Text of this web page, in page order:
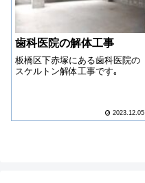
歯科医院の解体工事
板橋区下赤塚にある歯科医院の
スケルトン解体工事です｡
2023.12.05